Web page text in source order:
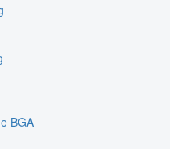
BGA